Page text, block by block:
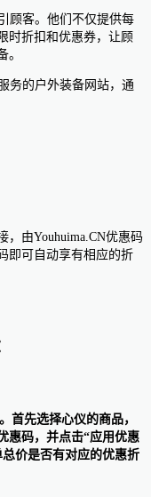
顾客。他们不仅提供每
时折扣和优惠券，让顾
。
务的户外装备网站，通
，由Youhuima.CN优惠码
即可自动享有相应的折
首先选择心仪的商品，
惠码，并点击“应用优惠
价是否有对应的优惠折